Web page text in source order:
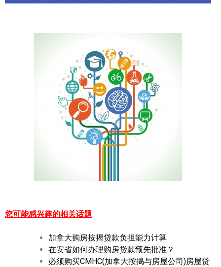
您可能感兴趣的相关话题
加拿大购房按揭贷款负担能力计算
在安省如何办理购房贷款预先批准？
必须购买CMHC(加拿大按揭与房屋公司)房屋贷